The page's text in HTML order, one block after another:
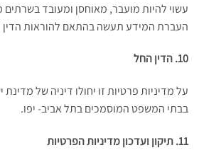
עשוי להיות מועבר, מאוחסן ומעובד
העברת המידע תעשה בהתאם להוראות הדין
10. הדין החל
על מדיניות פרטיות זו יחולו דיניה של
בבתי המשפט המוסמכים בתל אביב- יפו.
11. תיקון ועדכון מדיניות הפרטיות